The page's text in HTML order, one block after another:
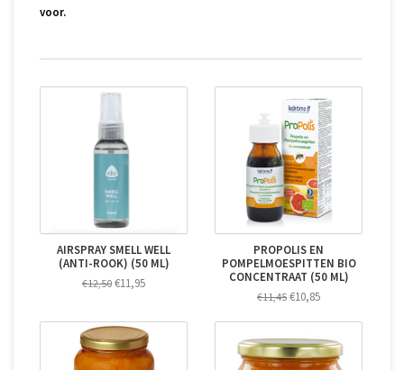
voor.
AIRSPRAY SMELL WELL
(ANTI-ROOK) (50 ML)
€12,50 €11,95
PROPOLIS EN
POMPELMOESPITTEN BIO
CONCENTRAAT (50 ML)
€11,45 €10,85